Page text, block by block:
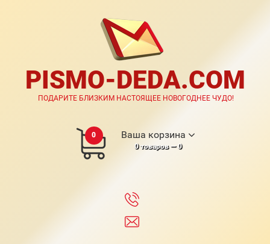
PISMO-DEDA.COM
ПОДАРИТЕ БЛИЗКИМ НАСТОЯЩЕЕ НОВОГОДНЕЕ ЧУДО!
0 Ваша корзина
0товаров —0